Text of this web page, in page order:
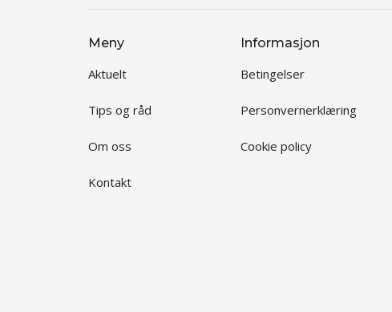
Meny
Aktuelt
Tips og råd
Om oss
Kontakt
Informasjon
Betingelser
Personvernerklæring
Cookie policy